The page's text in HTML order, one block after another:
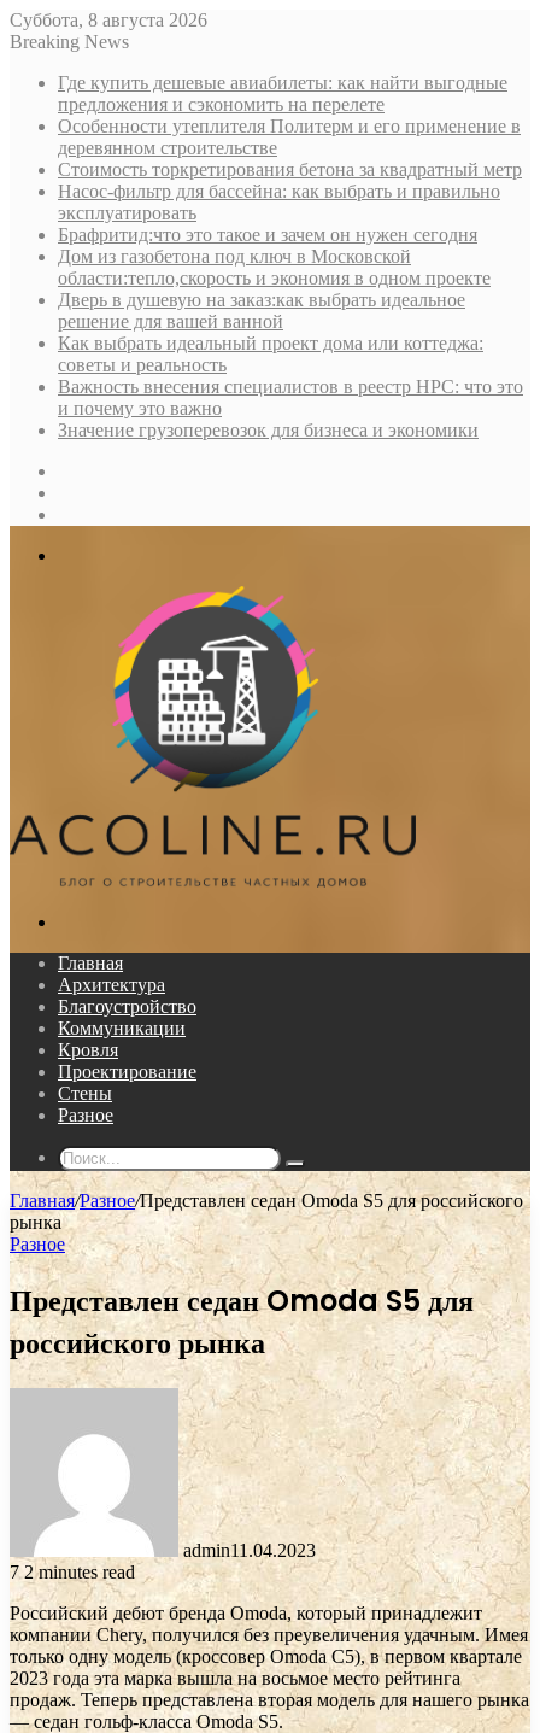
Суббота, 8 августа 2026
Breaking News
Где купить дешевые авиабилеты: как найти выгодные
предложения и сэкономить на перелете
Особенности утеплителя Политерм и его применение в
деревянном строительстве
Стоимость торкретирования бетона за квадратный метр
Насос-фильтр для бассейна: как выбрать и правильно
эксплуатировать
Брафритид:что это такое и зачем он нужен сегодня
Дом из газобетона под ключ в Московской
области:тепло,скорость и экономия в одном проекте
Дверь в душевую на заказ:как выбрать идеальное
решение для вашей ванной
Как выбрать идеальный проект дома или коттеджа:
советы и реальность
Важность внесения специалистов в реестр НРС: что это
и почему это важно
Значение грузоперевозок для бизнеса и экономики
Главная
Архитектура
Благоустройство
Коммуникации
Кровля
Проектирование
Стены
Разное
Поиск...
Главная/Разное/Представлен седан Omoda S5 для российского
рынка
Разное
Представлен седан Omoda S5 для
российского рынка
admin11.04.2023
7 2 minutes read
Российский дебют бренда Omoda, который принадлежит
компании Chery, получился без преувеличения удачным. Имея
только одну модель (кроссовер Omoda C5), в первом квартале
2023 года эта марка вышла на восьмое место рейтинга
продаж. Теперь представлена вторая модель для нашего рынка
— седан гольф-класса Omoda S5.